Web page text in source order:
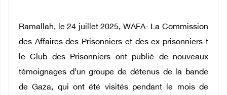
EnglishRamallah, le 24 juillet 2025, WAFA- La Commission
des Affaires des Prisonniers et des ex-prisonniers t
le Club des Prisonniers ont publié de nouveaux
témoignages d’un groupe de détenus de la bande
de Gaza, qui ont été visités pendant le mois de